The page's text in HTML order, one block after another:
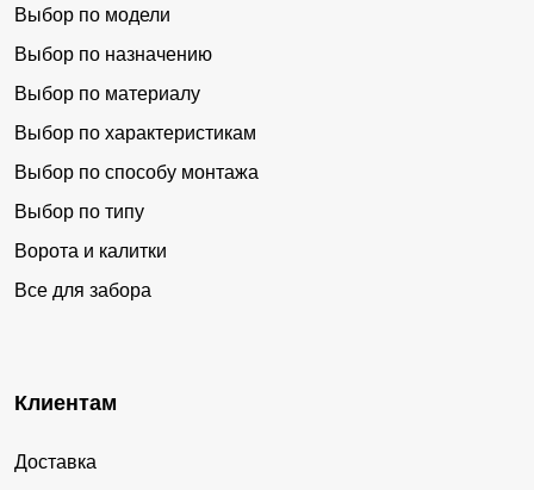
Выбор по модели
Выбор по назначению
Выбор по материалу
Выбор по характеристикам
Выбор по способу монтажа
Выбор по типу
Ворота и калитки
Все для забора
Клиентам
Доставка